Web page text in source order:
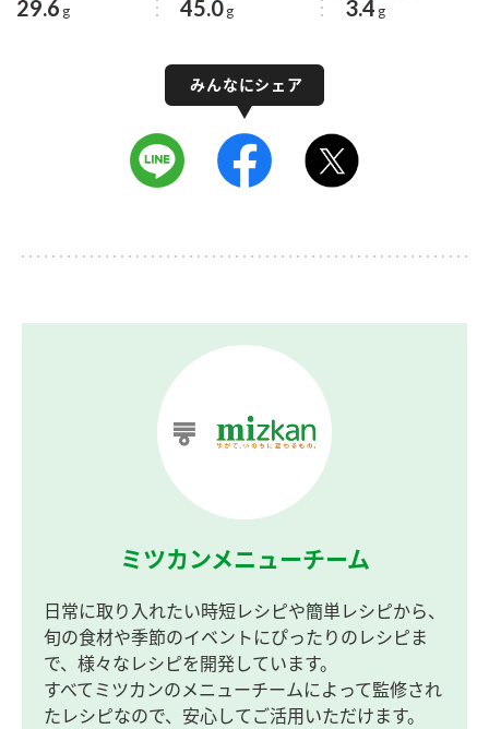
29.6 g 45.0g 3.4 g
ミツカンメニューチーム
日常に取り入れたい時短レシピや簡単レシピから、
旬の食材や季節のイベントにぴったりのレシピま
で、様々なレシピを開発しています。
すべてミツカンのメニューチームによって監修され
たレシピなので、安心してご活用いただけます。